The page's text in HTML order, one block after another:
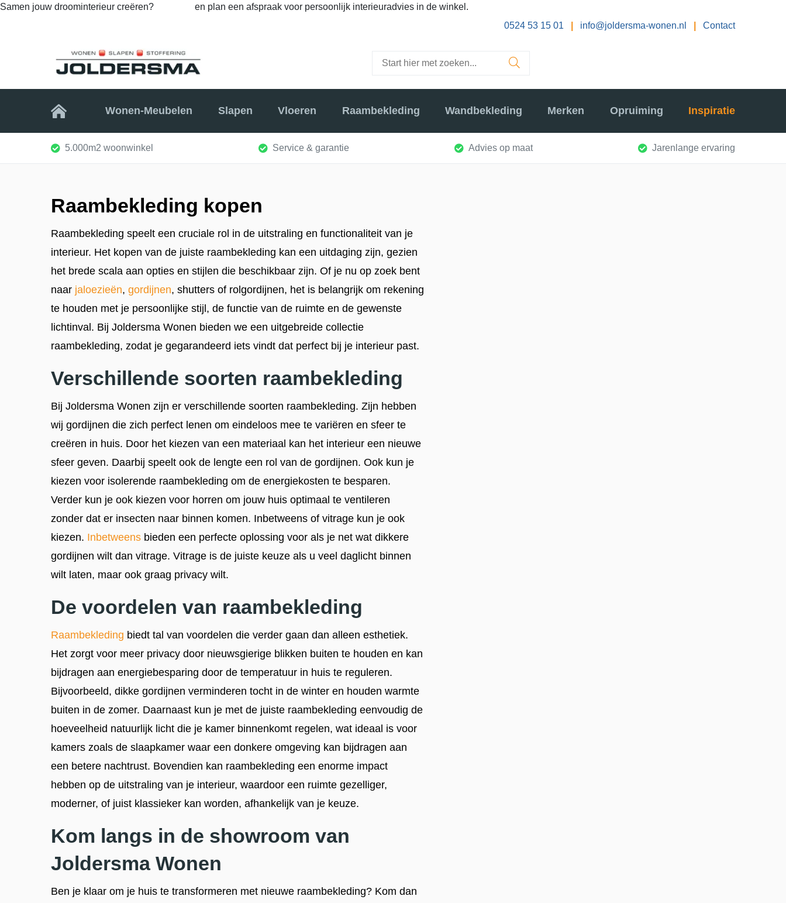
Samen jouw droominterieur creëren?
en plan een afspraak voor persoonlijk interieuradvies in de winkel.
0524 53 15 01
info@joldersma-wonen.nl Contact
Home Wonen-Meubelen Slapen Vloeren Raambekleding Wandbekleding Merken Opruiming Inspiratie
5.000m2 woonwinkel Service & garantie Advies op maat Jarenlange ervaring
Raambekleding kopen
Raambekleding speelt een cruciale rol in de uitstraling en functionaliteit van je
interieur. Het kopen van de juiste raambekleding kan een uitdaging zijn, gezien
het brede scala aan opties en stijlen die beschikbaar zijn. Of je nu op zoek bent
naar jaloezieën, gordijnen, shutters of rolgordijnen, het is belangrijk om rekening
te houden met je persoonlijke stijl, de functie van de ruimte en de gewenste
lichtinval. Bij Joldersma Wonen bieden we een uitgebreide collectie
raambekleding, zodat je gegarandeerd iets vindt dat perfect bij je interieur past.
Verschillende soorten raambekleding
Bij Joldersma Wonen zijn er verschillende soorten raambekleding. Zijn hebben
wij gordijnen die zich perfect lenen om eindeloos mee te variëren en sfeer te
creëren in huis. Door het kiezen van een materiaal kan het interieur een nieuwe
sfeer geven. Daarbij speelt ook de lengte een rol van de gordijnen. Ook kun je
kiezen voor isolerende raambekleding om de energiekosten te besparen.
Verder kun je ook kiezen voor horren om jouw huis optimaal te ventileren
zonder dat er insecten naar binnen komen. Inbetweens of vitrage kun je ook
kiezen. Inbetweens bieden een perfecte oplossing voor als je net wat dikkere
gordijnen wilt dan vitrage. Vitrage is de juiste keuze als u veel daglicht binnen
wilt laten, maar ook graag privacy wilt.
De voordelen van raambekleding
Raambekleding biedt tal van voordelen die verder gaan dan alleen esthetiek.
Het zorgt voor meer privacy door nieuwsgierige blikken buiten te houden en kan
bijdragen aan energiebesparing door de temperatuur in huis te reguleren.
Bijvoorbeeld, dikke gordijnen verminderen tocht in de winter en houden warmte
buiten in de zomer. Daarnaast kun je met de juiste raambekleding eenvoudig de
hoeveelheid natuurlijk licht die je kamer binnenkomt regelen, wat ideaal is voor
kamers zoals de slaapkamer waar een donkere omgeving kan bijdragen aan
een betere nachtrust. Bovendien kan raambekleding een enorme impact
hebben op de uitstraling van je interieur, waardoor een ruimte gezelliger,
moderner, of juist klassieker kan worden, afhankelijk van je keuze.
Kom langs in de showroom van
Joldersma Wonen
Ben je klaar om je huis te transformeren met nieuwe raambekleding? Kom dan